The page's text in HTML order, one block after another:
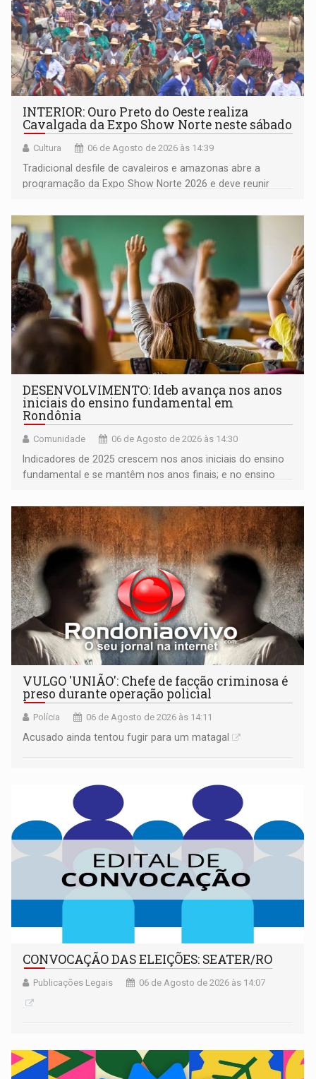
INTERIOR: Ouro Preto do Oeste realiza
Cavalgada da Expo Show Norte neste sábado
Cultura 06 de Agosto de 2026 às 14:39
Tradicional desfile de cavaleiros e amazonas abre a
programação da Expo Show Norte 2026 e deve reunir
DESENVOLVIMENTO: Ideb avança nos anos
iniciais do ensino fundamental em
Rondônia
Comunidade 06 de Agosto de 2026 às 14:30
Indicadores de 2025 crescem nos anos iniciais do ensino
fundamental e se mantêm nos anos finais; e no ensino
VULGO 'UNIÃO': Chefe de facção criminosa é
preso durante operação policial
Polícia 06 de Agosto de 2026 às 14:11
Acusado ainda tentou fugir para um matagal
CONVOCAÇÃO DAS ELEIÇÕES: SEATER/RO
Publicações Legais 06 de Agosto de 2026 às 14:07